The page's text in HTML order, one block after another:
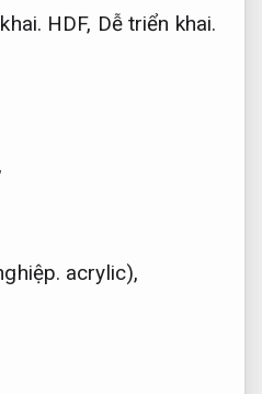
HDF, Dễ triển khai.
acrylic),